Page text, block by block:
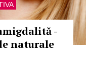
-
naturale